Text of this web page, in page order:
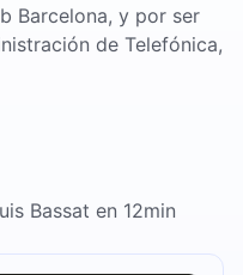
Barcelona, y por ser
de Telefónica,
Bassat en 12min